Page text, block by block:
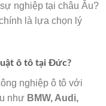
🌸
nghiệp tại châu Âu?
là lựa chọn lý
ô tô tại Đức?
nghiệp ô tô với
như BMW, Audi,